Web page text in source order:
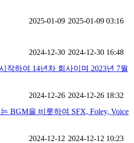
2025-01-09 2025-01-09 03:16
2024-12-30 2024-12-30 16:48
하여 14년차 회사이며 2023년 7월
2024-12-26 2024-12-26 18:32
BGM을 비롯하여 SFX, Foley, Voice
2024-12-12 2024-12-12 10:23